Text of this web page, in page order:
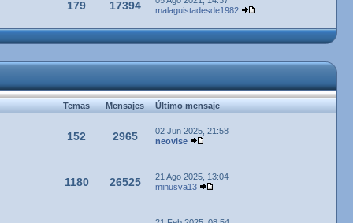
179 17394
malaguistadesde1982
TemasMensajesÚltimo mensaje
152 2965
02 Jun 2025, 21:58
neovise
1180 26525
21 Ago 2025, 13:04
minusva13